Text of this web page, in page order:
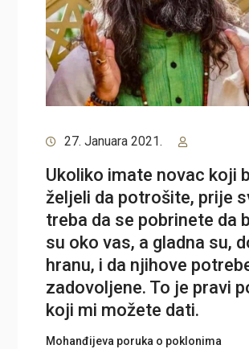
27. Januara 2021.
Ukoliko imate novac koji
željeli da potrošite, prije
treba da se pobrinete da
su oko vas, a gladna su,
hranu, i da njihove
zadovoljene. To je pravi
koji mi možete dati.
Mohanđijeva poruka o